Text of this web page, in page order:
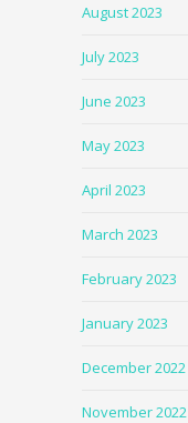
August 2023
July 2023
June 2023
May 2023
April 2023
March 2023
February 2023
January 2023
December 2022
November 2022